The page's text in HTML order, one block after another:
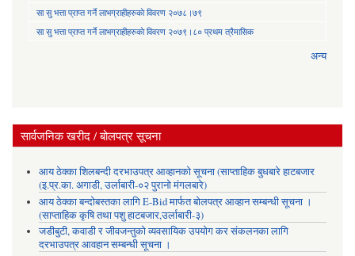
सा‍ सु भत्ता प्राप्त गर्ने लाभग्राहीहरुकाे विवरण २०७८।७९
सा‍ सु भत्ता प्राप्त गर्ने लाभग्राहीहरुकाे विवरण २०७९।८० प्रथम त्रैमासिक
अन्य
सार्वजनिक खरीद / बोलपत्र सूचना
आय ठेक्का शिलबन्दी दरभाउपत्र आव्हानको सूचना (साप्ताहिक बुधबारे हाटबजार
(इ.प्र.का. अगाडी, उर्लाबारी-०२ पुरानो मंगलबारे)
आय ठेक्का बन्दोबस्तका लागि E-Bid मार्फत बोलपत्र आव्हान सम्बन्धी सूचना ।
(साप्ताहिक कृषि तथा पशु हाटबजार,उर्लाबारी-३)
जडीबुटी, कवाडी र जीवजन्तुको व्यवसायिक उपयोग कर संकलनका लागि
दरभाउपत्र आवहान सम्बन्धी सूचना ।